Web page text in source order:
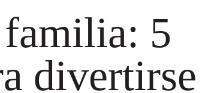
familia: 5
divertirse